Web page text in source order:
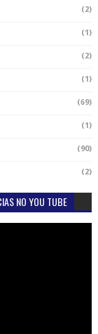
(2)
(1)
(2)
(1)
(69)
(1)
(90)
(2)
NO YOU TUBE